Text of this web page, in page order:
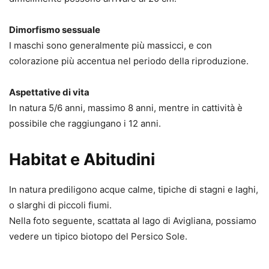
Dimorfismo sessuale
I maschi sono generalmente più massicci, e con
colorazione più accentua nel periodo della riproduzione.
Aspettative di vita
In natura 5/6 anni, massimo 8 anni, mentre in cattività è
possibile che raggiungano i 12 anni.
Habitat e Abitudini
In natura prediligono acque calme, tipiche di stagni e laghi,
o slarghi di piccoli fiumi.
Nella foto seguente, scattata al lago di Avigliana, possiamo
vedere un tipico biotopo del Persico Sole.